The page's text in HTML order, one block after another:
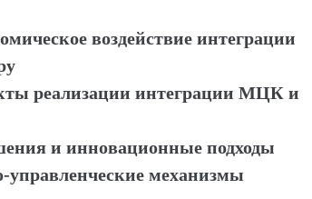
воздействие интеграции
реализации интеграции МЦК и
и инновационные подходы
управленческие механизмы